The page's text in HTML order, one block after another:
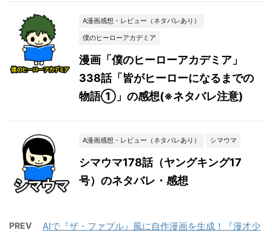
A漫画感想・レビュー（ネタバレあり）
僕のヒーローアカデミア
漫画「僕のヒーローアカデミア」
338話「皆がヒーローになるまでの
物語①」の感想(※ネタバレ注意)
A漫画感想・レビュー（ネタバレあり） シマウマ
シマウマ178話（ヤングキング17
号）のネタバレ・感想
PREV
AIで『ザ・ファブル』風に自作漫画を生成！『漫才少